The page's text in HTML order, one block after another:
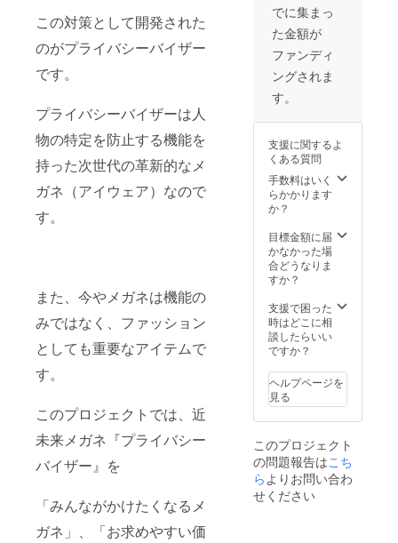
この対策として開発された
のがプライバシーバイザー
です。
プライバシーバイザーは人
物の特定を防止する機能を
持った次世代の革新的なメ
ガネ（アイウェア）なので
す。
また、今やメガネは機能の
みではなく、ファッション
としても重要なアイテムで
す。
このプロジェクトでは、近
未来メガネ『プライバシー
バイザー』を
「みんながかけたくなるメ
ガネ」、「お求めやすい価
でに集まっ
た金額が
ファンディ
ングされま
す。
支援に関するよ
くある質問
手数料はいく
らかかります
か？
目標金額に届
かなかった場
合どうなりま
すか？
支援で困った
時はどこに相
談したらいい
ですか？
ヘルプページを
見る
このプロジェクト
の問題報告はこち
ら よりお問い合わ
せください